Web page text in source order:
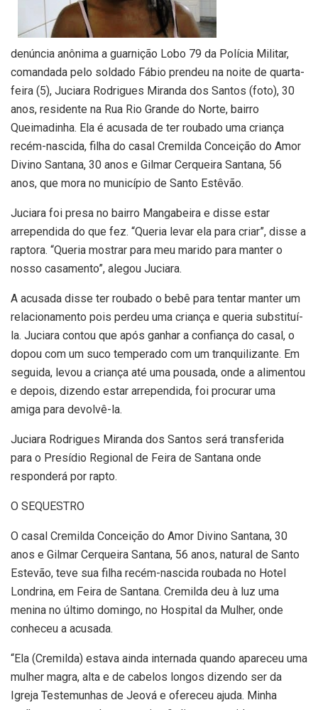
denúncia anônima a guarnição Lobo 79 da Polícia Militar,
comandada pelo soldado Fábio prendeu na noite de quarta-
feira (5), Juciara Rodrigues Miranda dos Santos (foto), 30
anos, residente na Rua Rio Grande do Norte, bairro
Queimadinha. Ela é acusada de ter roubado uma criança
recém-nascida, filha do casal Cremilda Conceição do Amor
Divino Santana, 30 anos e Gilmar Cerqueira Santana, 56
anos, que mora no município de Santo Estêvão.
Juciara foi presa no bairro Mangabeira e disse estar
arrependida do que fez. “Queria levar ela para criar”, disse a
raptora. “Queria mostrar para meu marido para manter o
nosso casamento”, alegou Juciara.
A acusada disse ter roubado o bebê para tentar manter um
relacionamento pois perdeu uma criança e queria substituí-
la. Juciara contou que após ganhar a confiança do casal, o
dopou com um suco temperado com um tranquilizante. Em
seguida, levou a criança até uma pousada, onde a alimentou
e depois, dizendo estar arrependida, foi procurar uma
amiga para devolvê-la.
Juciara Rodrigues Miranda dos Santos será transferida
para o Presídio Regional de Feira de Santana onde
responderá por rapto.
O SEQUESTRO
O casal Cremilda Conceição do Amor Divino Santana, 30
anos e Gilmar Cerqueira Santana, 56 anos, natural de Santo
Estevão, teve sua filha recém-nascida roubada no Hotel
Londrina, em Feira de Santana. Cremilda deu à luz uma
menina no último domingo, no Hospital da Mulher, onde
conheceu a acusada.
“Ela (Cremilda) estava ainda internada quando apareceu uma
mulher magra, alta e de cabelos longos dizendo ser da
Igreja Testemunhas de Jeová e ofereceu ajuda. Minha